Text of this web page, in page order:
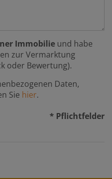
Immobilie und habe
zur Vermarktung
oder Bewertung).
Daten,
Sie hier.
* Pflichtfelder